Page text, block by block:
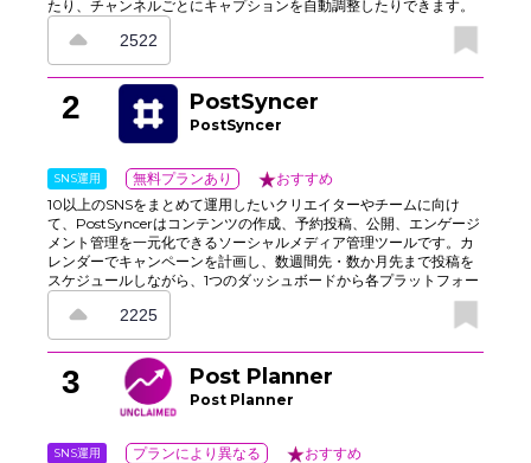
たり、チャンネルごとにキャプションを自動調整したりできます。
カレンダービューやキュー、最適な投稿時間の提案で投稿ペースを
整えやすく、コラボレーションや承認機能によってブランドイメー
ジの管理にも役立ちます。さらに、クリック数や成長率を投稿ごと
に確認できる分析機能も備え、1つのプラットフォームから一貫した
マルチプラットフォーム配信を実現します。
2522
2 PostSyncer
PostSyncer
SNS運用 無料プランあり おすすめ
10以上のSNSをまとめて運用したいクリエイターやチームに向け
て、PostSyncerはコンテンツの作成、予約投稿、公開、エンゲージ
メント管理を一元化できるソーシャルメディア管理ツールです。カ
レンダーでキャンペーンを計画し、数週間先・数か月先まで投稿を
スケジュールしながら、1つのダッシュボードから各プラットフォー
ムの最適なタイミングに合わせてクロスポストできます。 さらにAI
エンジンが、リンク、PDF、画像、動画、テキストをすぐに投稿で
きるキャプション、スレッド、カルーセル、ショートビデオへ変
換。自動キャプション、24時間365日のモデレーションと自動返
信、分析機能、連絡先管理機能も備え、継続的な運用と成長を支援
します。
2225
3 Post Planner
Post Planner
SNS運用 プランにより異なる おすすめ